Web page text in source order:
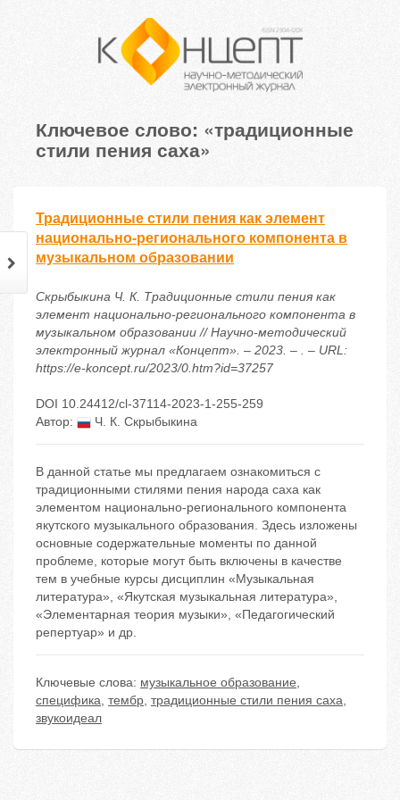
Ключевое слово: «традиционные
стили пения саха»
Традиционные стили пения как элемент
национально-регионального компонента в
музыкальном образовании
Скрыбыкина Ч. К. Традиционные стили пения как
элемент национально-регионального компонента в
музыкальном образовании // Научно-методический
электронный журнал «Концепт». – 2023. – . – URL:
https://e-koncept.ru/2023/0.htm?id=37257
DOI 10.24412/cl-37114-2023-1-255-259
Автор:
Ч. К. Скрыбыкина
В данной статье мы предлагаем ознакомиться с
традиционными стилями пения народа саха как
элементом национально-регионального компонента
якутского музыкального образования. Здесь изложены
основные содержательные моменты по данной
проблеме, которые могут быть включены в качестве
тем в учебные курсы дисциплин «Музыкальная
литература», «Якутская музыкальная литература»,
«Элементарная теория музыки», «Педагогический
репертуар» и др.
Ключевые слова: музыкальное образование,
специфика, тембр, традиционные стили пения саха,
звукоидеал